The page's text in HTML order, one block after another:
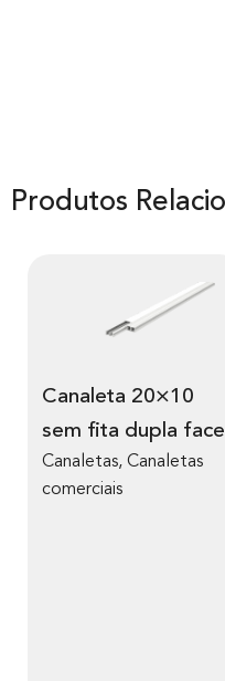
Produtos
Canaleta 20×10
sem fita dupla face
Canaletas, Canaletas
comerciais